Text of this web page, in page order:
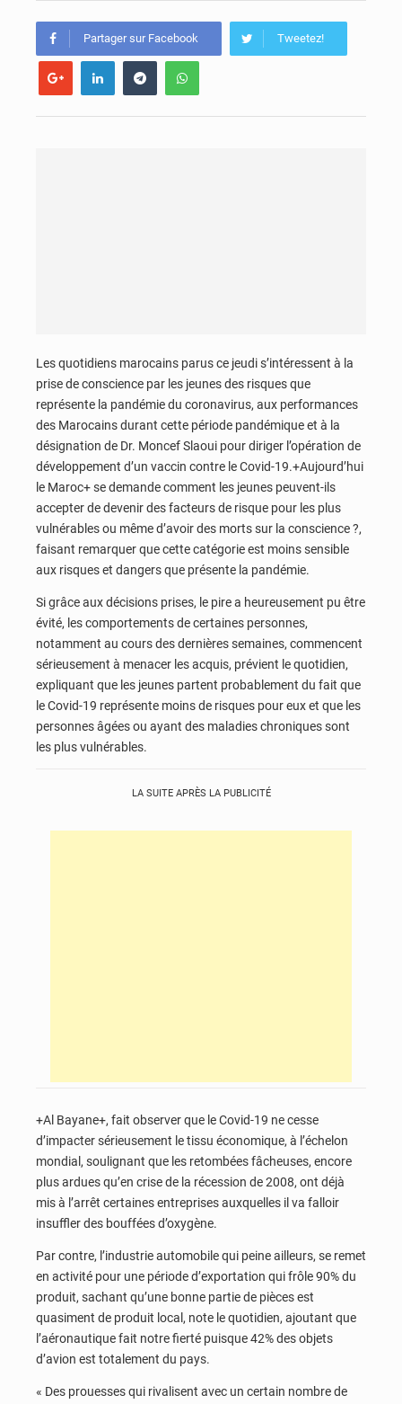
Partager sur Facebook Tweetez!
Les quotidiens marocains parus ce jeudi s’intéressent à la
prise de conscience par les jeunes des risques que
représente la pandémie du coronavirus, aux performances
des Marocains durant cette période pandémique et à la
désignation de Dr. Moncef Slaoui pour diriger l’opération de
développement d’un vaccin contre le Covid-19.+Aujourd’hui
le Maroc+ se demande comment les jeunes peuvent-ils
accepter de devenir des facteurs de risque pour les plus
vulnérables ou même d’avoir des morts sur la conscience ?,
faisant remarquer que cette catégorie est moins sensible
aux risques et dangers que présente la pandémie.
Si grâce aux décisions prises, le pire a heureusement pu être
évité, les comportements de certaines personnes,
notamment au cours des dernières semaines, commencent
sérieusement à menacer les acquis, prévient le quotidien,
expliquant que les jeunes partent probablement du fait que
le Covid-19 représente moins de risques pour eux et que les
personnes âgées ou ayant des maladies chroniques sont
les plus vulnérables.
LA SUITE APRÈS LA PUBLICITÉ
+Al Bayane+, fait observer que le Covid-19 ne cesse
d’impacter sérieusement le tissu économique, à l’échelon
mondial, soulignant que les retombées fâcheuses, encore
plus ardues qu’en crise de la récession de 2008, ont déjà
mis à l’arrêt certaines entreprises auxquelles il va falloir
insuffler des bouffées d’oxygène.
Par contre, l’industrie automobile qui peine ailleurs, se remet
en activité pour une période d’exportation qui frôle 90% du
produit, sachant qu’une bonne partie de pièces est
quasiment de produit local, note le quotidien, ajoutant que
l’aéronautique fait notre fierté puisque 42% des objets
d’avion est totalement du pays.
« Des prouesses qui rivalisent avec un certain nombre de